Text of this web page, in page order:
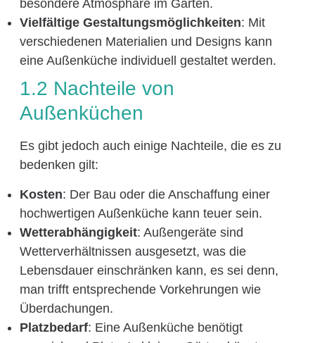
besondere Atmosphäre im Garten.
Vielfältige Gestaltungsmöglichkeiten: Mit
verschiedenen Materialien und Designs kann
eine Außenküche individuell gestaltet werden.
1.2 Nachteile von
Außenküchen
Es gibt jedoch auch einige Nachteile, die es zu
bedenken gilt:
Kosten: Der Bau oder die Anschaffung einer
hochwertigen Außenküche kann teuer sein.
Wetterabhängigkeit: Außengeräte sind
Wetterverhältnissen ausgesetzt, was die
Lebensdauer einschränken kann, es sei denn,
man trifft entsprechende Vorkehrungen wie
Überdachungen.
Platzbedarf: Eine Außenküche benötigt